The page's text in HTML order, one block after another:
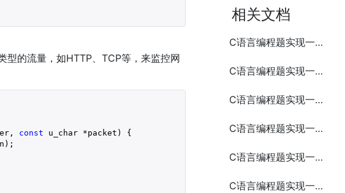
型的流量，如HTTP、TCP等，来监控网
const u_char *packet) {
相关文档
C语言编程题实现一个简易的邮件发送工具
C语言编程题实现一个简易的电话簿
C语言编程题实现一个简易的贪吃蛇游戏
C语言编程题实现一个简易的FTP客户端
C语言编程题实现一个简易的端口扫描工具
C语言编程题实现一个简易的聊天应用